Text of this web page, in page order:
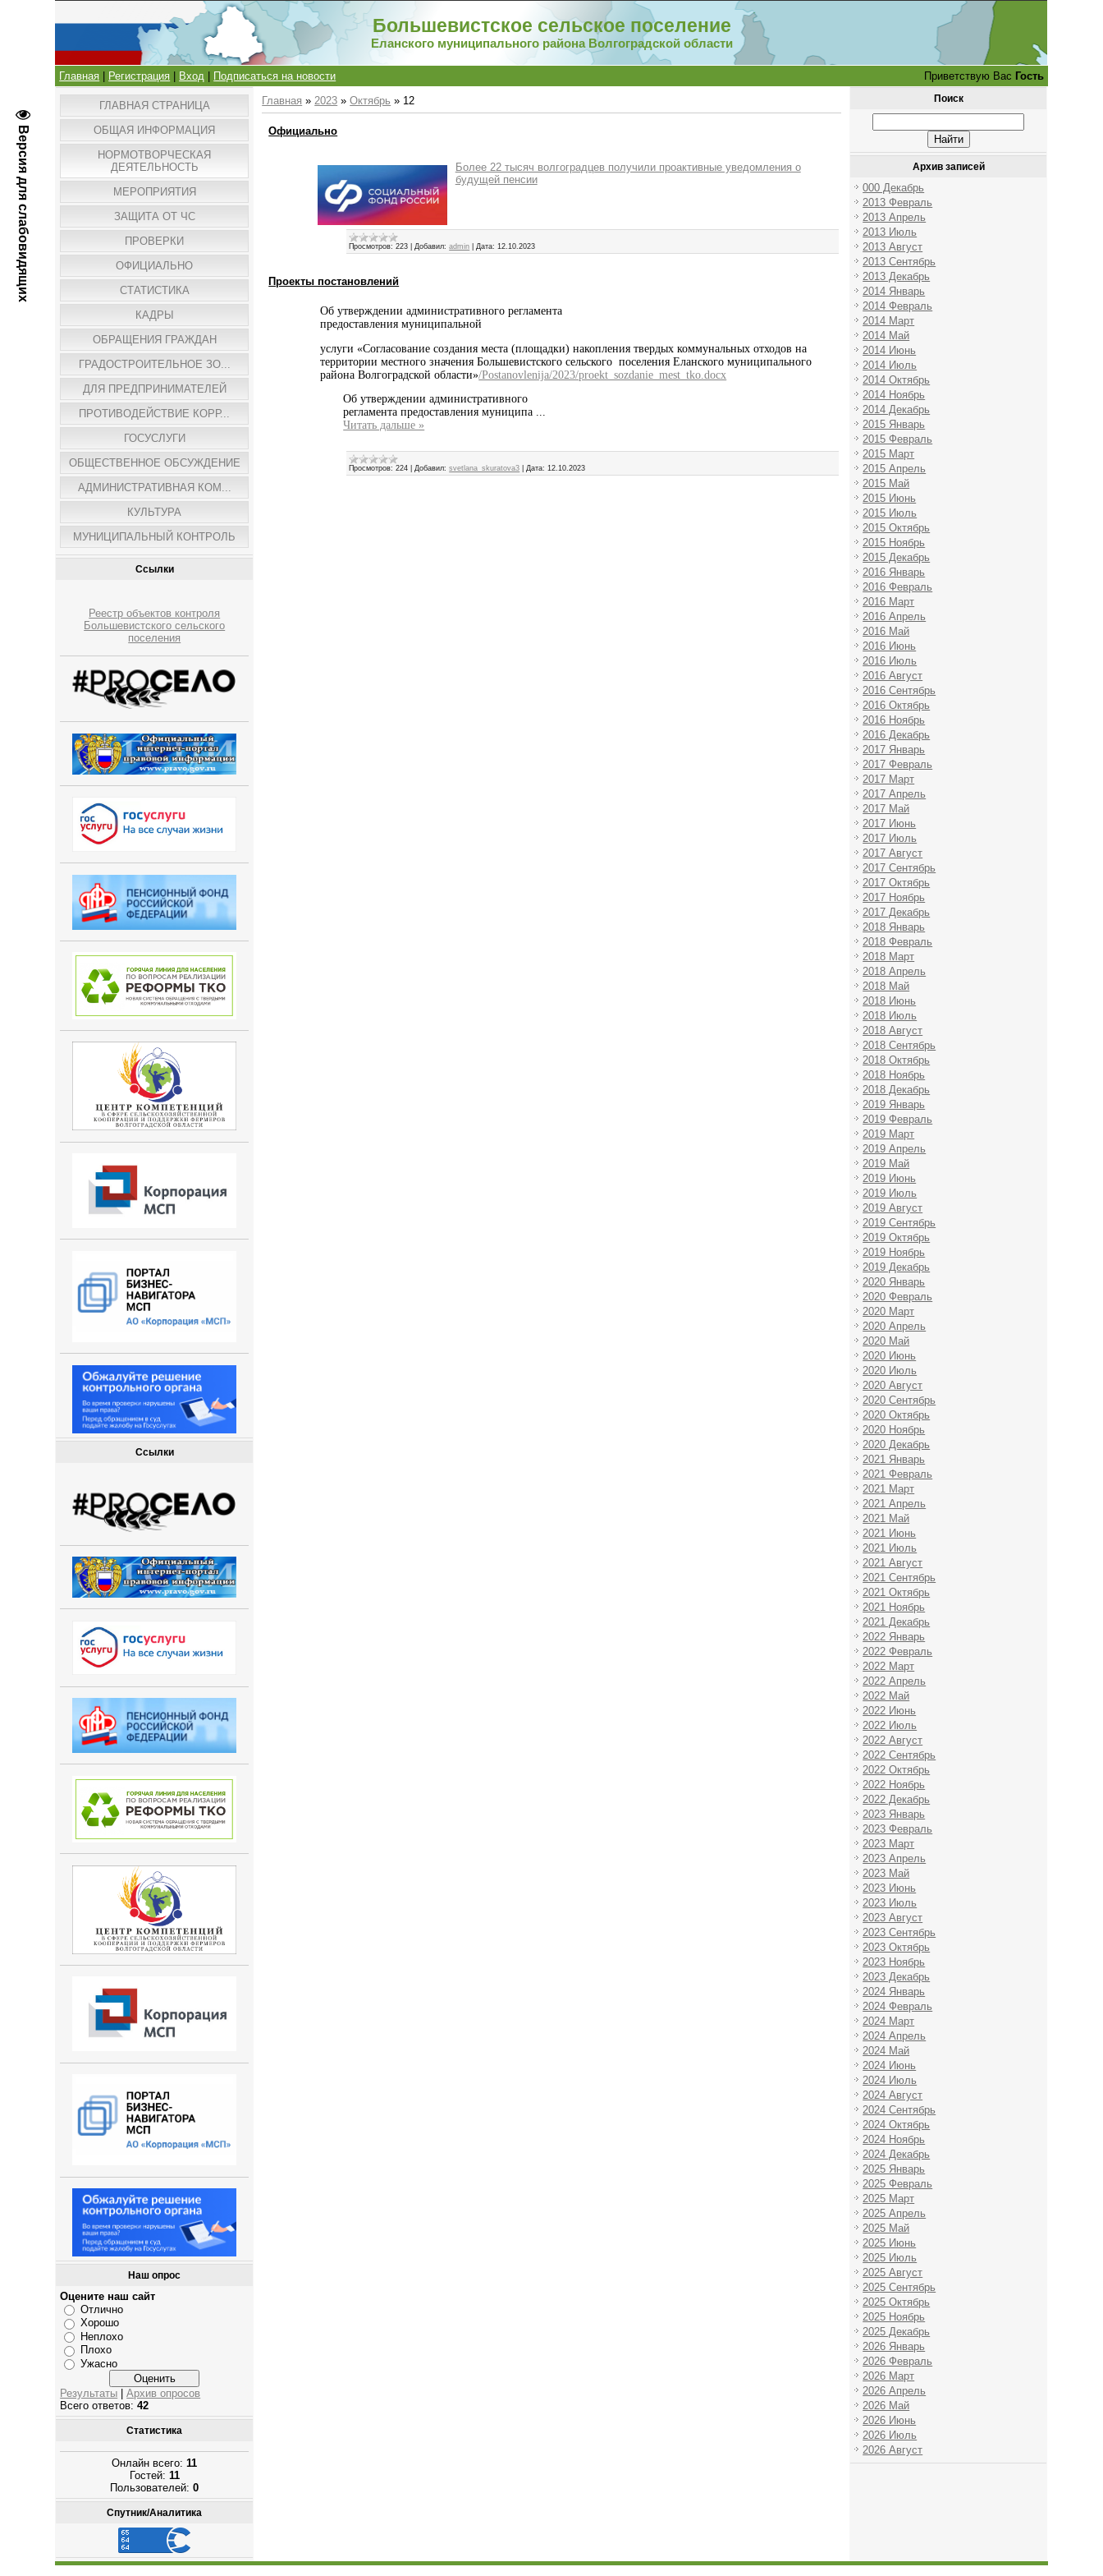
Версия для слабовидящих
Большевистское сельское поселение
Еланского муниципального района Волгоградской области
Главная Регистрация Вход Подписаться на новости Приветствую Вас Гость
ГЛАВНАЯ СТРАНИЦА
ОБЩАЯ ИНФОРМАЦИЯ
НОРМОТВОРЧЕСКАЯ
ДЕЯТЕЛЬНОСТЬ
МЕРОПРИЯТИЯ
ЗАЩИТА ОТ ЧС
ПРОВЕРКИ
ОФИЦИАЛЬНО
СТАТИСТИКА
КАДРЫ
ОБРАЩЕНИЯ ГРАЖДАН
ГРАДОСТРОИТЕЛЬНОЕ ЗО...
ДЛЯ ПРЕДПРИНИМАТЕЛЕЙ
ПРОТИВОДЕЙСТВИЕ КОРР...
ГОСУСЛУГИ
ОБЩЕСТВЕННОЕ ОБСУЖДЕНИЕ
АДМИНИСТРАТИВНАЯ КОМ...
КУЛЬТУРА
МУНИЦИПАЛЬНЫЙ КОНТРОЛЬ
Ссылки
Реестр объектов контроля
Большевистского сельского
поселения
Ссылки
Наш опрос
Оцените наш сайт
Отлично
Хорошо
Неплохо
Плохо
Ужасно
Результаты |Архив опросов
Всего ответов:42
Статистика
Онлайн всего:11
Гостей: 11
Пользователей:0
Спутник/Аналитика
Главная »2023 » Октябрь » 12
Официально
Более 22 тысяч волгоградцев получили проактивные уведомления о
будущей пенсии
Просмотров: 223 Добавил: admin Дата: 12.10.2023
Проекты постановлений
Об утверждении административного регламента
предоставления муниципальной
услуги «Согласование создания места (площадки) накопления твердых коммунальных отходов на
территории местного значения Большевистского сельского поселения Еланского муниципального
района Волгоградской области»/Postanovlenija/2023/proekt_sozdanie_mest_tko.docx
Об утверждении административного
регламента предоставления муниципа
Читать дальше »
Просмотров: 224 |Добавил: svetlana_skuratova3 |Дата: 12.10.2023
Поиск
Архив записей
000 Декабрь
2013 Февраль
2013 Апрель
2013 Июль
2013 Август
2013 Сентябрь
2013 Декабрь
2014 Январь
2014 Февраль
2014 Март
2014 Май
2014 Июнь
2014 Июль
2014 Октябрь
2014 Ноябрь
2014 Декабрь
2015 Январь
2015 Февраль
2015 Март
2015 Апрель
2015 Май
2015 Июнь
2015 Июль
2015 Октябрь
2015 Ноябрь
2015 Декабрь
2016 Январь
2016 Февраль
2016 Март
2016 Апрель
2016 Май
2016 Июнь
2016 Июль
2016 Август
2016 Сентябрь
2016 Октябрь
2016 Ноябрь
2016 Декабрь
2017 Январь
2017 Февраль
2017 Март
2017 Апрель
2017 Май
2017 Июнь
2017 Июль
2017 Август
2017 Сентябрь
2017 Октябрь
2017 Ноябрь
2017 Декабрь
2018 Январь
2018 Февраль
2018 Март
2018 Апрель
2018 Май
2018 Июнь
2018 Июль
2018 Август
2018 Сентябрь
2018 Октябрь
2018 Ноябрь
2018 Декабрь
2019 Январь
2019 Февраль
2019 Март
2019 Апрель
2019 Май
2019 Июнь
2019 Июль
2019 Август
2019 Сентябрь
2019 Октябрь
2019 Ноябрь
2019 Декабрь
2020 Январь
2020 Февраль
2020 Март
2020 Апрель
2020 Май
2020 Июнь
2020 Июль
2020 Август
2020 Сентябрь
2020 Октябрь
2020 Ноябрь
2020 Декабрь
2021 Январь
2021 Февраль
2021 Март
2021 Апрель
2021 Май
2021 Июнь
2021 Июль
2021 Август
2021 Сентябрь
2021 Октябрь
2021 Ноябрь
2021 Декабрь
2022 Январь
2022 Февраль
2022 Март
2022 Апрель
2022 Май
2022 Июнь
2022 Июль
2022 Август
2022 Сентябрь
2022 Октябрь
2022 Ноябрь
2022 Декабрь
2023 Январь
2023 Февраль
2023 Март
2023 Апрель
2023 Май
2023 Июнь
2023 Июль
2023 Август
2023 Сентябрь
2023 Октябрь
2023 Ноябрь
2023 Декабрь
2024 Январь
2024 Февраль
2024 Март
2024 Апрель
2024 Май
2024 Июнь
2024 Июль
2024 Август
2024 Сентябрь
2024 Октябрь
2024 Ноябрь
2024 Декабрь
2025 Январь
2025 Февраль
2025 Март
2025 Апрель
2025 Май
2025 Июнь
2025 Июль
2025 Август
2025 Сентябрь
2025 Октябрь
2025 Ноябрь
2025 Декабрь
2026 Январь
2026 Февраль
2026 Март
2026 Апрель
2026 Май
2026 Июнь
2026 Июль
2026 Август